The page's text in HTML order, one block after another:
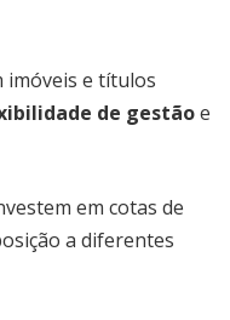
imóveis e títulos
de gestãoe
em cotas de
a diferentes